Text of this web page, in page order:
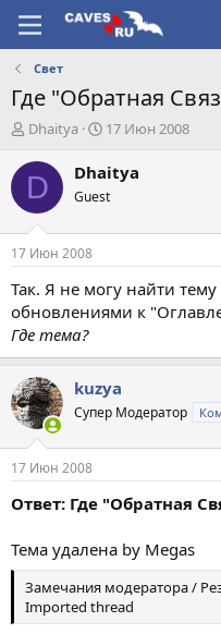
Свет
Где "Обратная
А
т
т
е
м
ы
Dhaitya
Д
т
н
а
л
17 Июн 2008
D Dhaitya
Guest
17 Июн 2008
Так. Я не могу найти
обновлениями к
Где тема?
kuzya
Супер Модератор
17 Июн 2008
Ответ: Где "Обратная
Тема удалена by Megas
Замечания модератора /
Imported thread